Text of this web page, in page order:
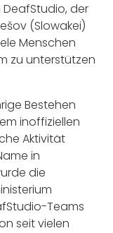
der
(Slowakei)
Menschen
zu unterstützen
Bestehen
inoffiziellen
Aktivität
in
die
Teams
seit vielen